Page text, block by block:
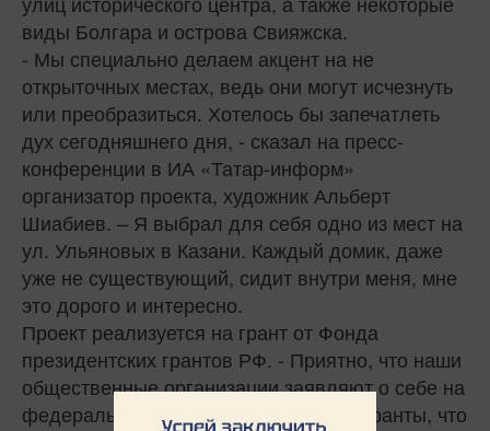
виды Болгара и острова Свияжска.
- Мы специально делаем акцент на не
открыточных местах, ведь они могут исчезнуть
или преобразиться. Хотелось бы запечатлеть
дух сегодняшнего дня, - сказал на пресс-
конференции в ИА «Татар-информ»
организатор проекта, художник Альберт
Шиабиев. – Я выбрал для себя одно из мест на
ул. Ульяновых в Казани. Каждый домик, даже
уже не существующий, сидит внутри меня, мне
это дорого и интересно.
Проект реализуется на грант от Фонда
президентских грантов РФ. - Приятно, что наши
общественные организации заявляют о себе на
федеральном уровне и выигрывают гранты, что